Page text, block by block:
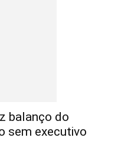
balanço do
sem executivo